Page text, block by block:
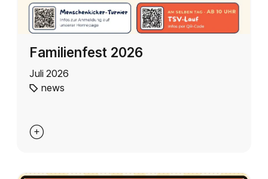
Familienfest 2026
Juli 2026
news
